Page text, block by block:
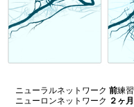
ニューラルネットワーク前練習
ニューロンネットワーク ２ヶ月